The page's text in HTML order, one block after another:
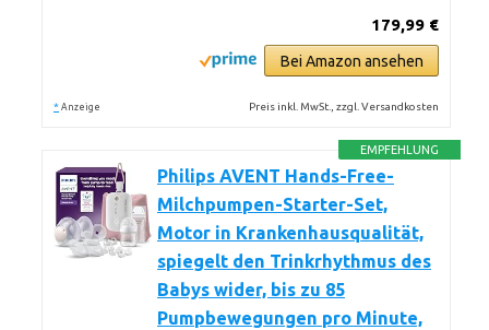
179,99 €
Bei Amazon ansehen
* Anzeige Preis inkl. MwSt., zzgl. Versandkosten
EMPFEHLUNG
Philips AVENT Hands-Free-
Milchpumpen-Starter-Set,
Motor in Krankenhausqualität,
spiegelt den Trinkrhythmus des
Babys wider, bis zu 85
Pumpbewegungen pro Minute,